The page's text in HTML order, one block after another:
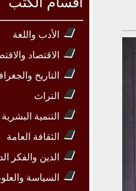
الأدب واللغة
الاقتصاد
التاريخ
التراث
التنمية
الثقافة العامة
الدين والفكر
السياسة